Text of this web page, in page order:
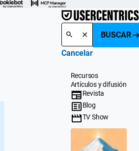
BUSCAR
Cancelar
Recursos
Artículos y difusión
Revista
Blog
TV Show